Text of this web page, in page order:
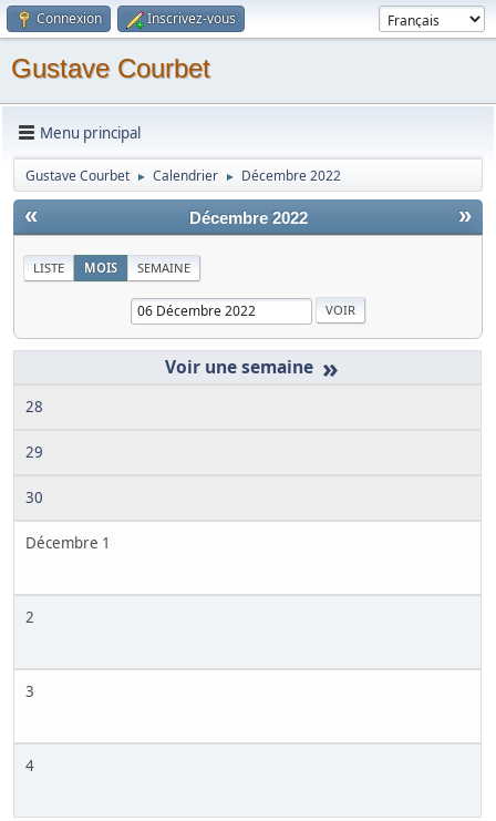
Connexion Inscrivez-vous
Gustave Courbet
Menu principal
Gustave Courbet ► Calendrier ► Décembre 2022
« »
Décembre 2022
LISTE MOIS SEMAINE
»
28
29
30
Décembre 1
2
3
4